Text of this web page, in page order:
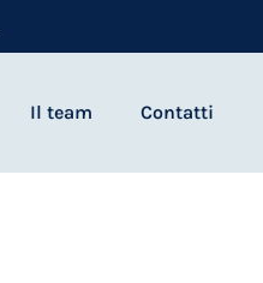
Il team Contatti